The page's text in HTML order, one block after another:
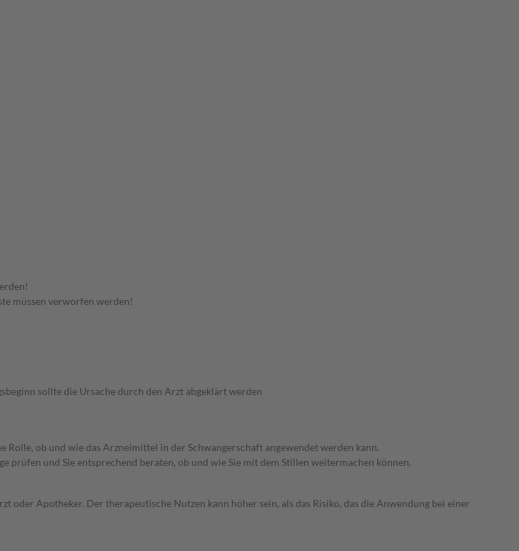
müssen verworfen werden!
sollte die Ursache durch den Arzt abgeklärt werden
Rolle, ob und wie das Arzneimittel in der Schwangerschaft angewendet werden kann.
prüfen und Sie entsprechend beraten, ob und wie Sie mit dem Stillen weitermachen können.
Apotheker. Der therapeutische Nutzen kann höher sein, als das Risiko, das die Anwendung bei einer